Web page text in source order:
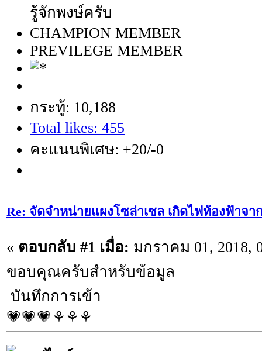
รู้จักพงษ์ครับ
CHAMPION MEMBER
PREVILEGE MEMBER
กระทู้: 10,188
Total likes: 455
คะแนนพิเศษ: +20/-0
Re: จัดจำหน่ายแผงโซล่าเซล เกิดไฟท้องฟ้าจ
« ตอบกลับ #1 เมื่อ: มกราคม 01, 2018,
ขอบคุณครับสำหรับข้อมูล
บันทึกการเข้า
💗💗💗⚘⚘⚘